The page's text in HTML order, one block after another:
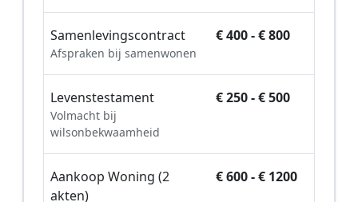
Samenlevingscontract
Afspraken bij samenwonen
€ 400 - € 800
Levenstestament
Volmacht bij
wilsonbekwaamheid
€ 250 - € 500
Aankoop Woning (2
akten)
€ 600 - € 1200